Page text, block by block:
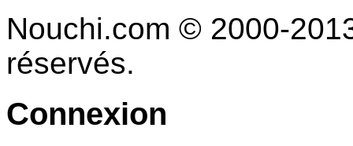
Nouchi.com © 2000-
réservés.
Connexion